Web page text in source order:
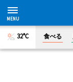
32°C 食べる